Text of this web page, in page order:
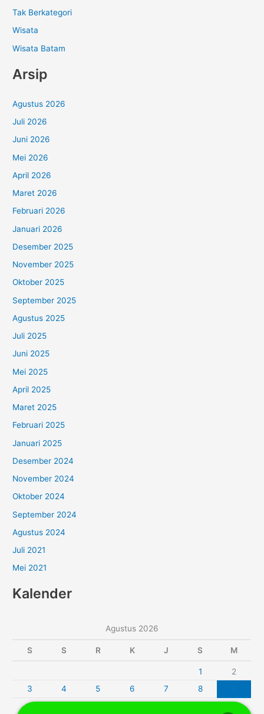
Tak Berkategori
Wisata
Wisata Batam
Arsip
Agustus 2026
Juli 2026
Juni 2026
Mei 2026
April 2026
Maret 2026
Februari 2026
Januari 2026
Desember 2025
November 2025
Oktober 2025
September 2025
Agustus 2025
Juli 2025
Juni 2025
Mei 2025
April 2025
Maret 2025
Februari 2025
Januari 2025
Desember 2024
November 2024
Oktober 2024
September 2024
Agustus 2024
Juli 2021
Mei 2021
Kalender
Agustus 2026
S S R K J S M
1
2
3
4 5 6 7 8
10